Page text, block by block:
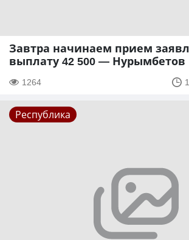
Завтра начинаем прием
выплату 42 500 — Нурымбетов
1264
Республика